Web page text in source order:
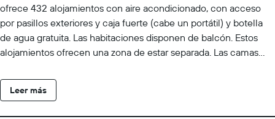
ofrece 432 alojamientos con aire acondicionado, con acceso
por pasillos exteriores y caja fuerte (cabe un portátil) y botella
de agua gratuita. Las habitaciones disponen de balcón. Estos
alojamientos ofrecen una zona de estar separada. Las camas
vestidas con edredón de plumas y ropa de cama de alta calidad.
Se ofrece una televisión LCD con canales digitales de
Leer más